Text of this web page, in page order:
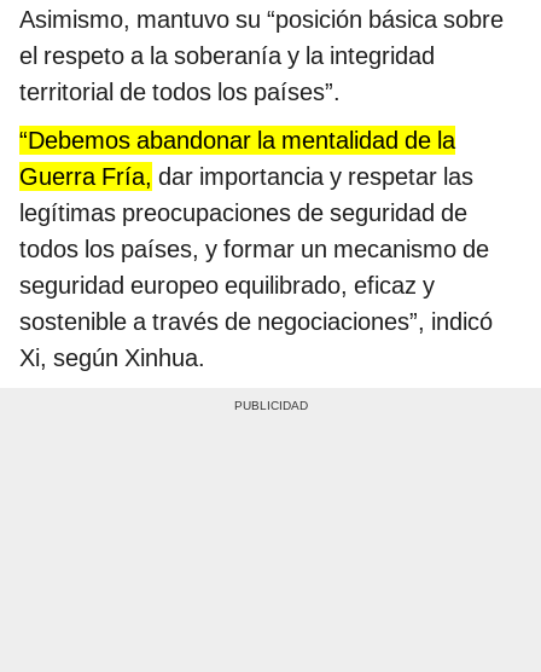
Asimismo, mantuvo su “posición básica sobre
el respeto a la soberanía y la integridad
territorial de todos los países”.
“Debemos abandonar la mentalidad de la
Guerra Fría, dar importancia y respetar las
legítimas preocupaciones de seguridad de
todos los países, y formar un mecanismo de
seguridad europeo equilibrado, eficaz y
sostenible a través de negociaciones”, indicó
Xi, según Xinhua.